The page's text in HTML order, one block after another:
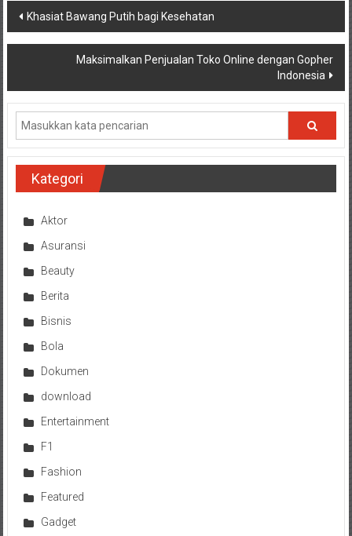
Navigasi
pos
Khasiat Bawang Putih bagi Kesehatan
Maksimalkan Penjualan Toko Online dengan Gopher
Indonesia
Kategori
Aktor
Asuransi
Beauty
Berita
Bisnis
Bola
Dokumen
download
Entertainment
F1
Fashion
Featured
Gadget